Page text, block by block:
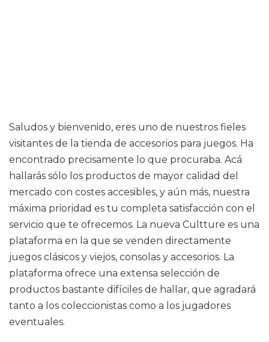
Saludos y bienvenido, eres uno de nuestros fieles
visitantes de la tienda de accesorios para juegos. Ha
encontrado precisamente lo que procuraba. Acá
hallarás sólo los productos de mayor calidad del
mercado con costes accesibles, y aún más, nuestra
máxima prioridad es tu completa satisfacción con el
servicio que te ofrecemos. La nueva Cultture es una
plataforma en la que se venden directamente
juegos clásicos y viejos, consolas y accesorios. La
plataforma ofrece una extensa selección de
productos bastante difíciles de hallar, que agradará
tanto a los coleccionistas como a los jugadores
eventuales.